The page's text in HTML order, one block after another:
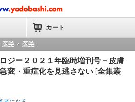
カート
医学 > 医学
ジー２０２１年臨時増刊号－皮膚
変・重症化を見逃さない [全集叢